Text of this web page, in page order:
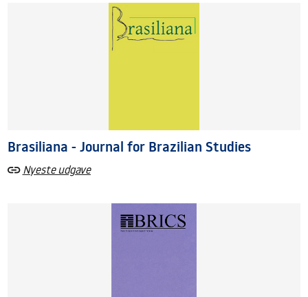
Brasiliana - Journal for Brazilian Studies
Nyeste udgave